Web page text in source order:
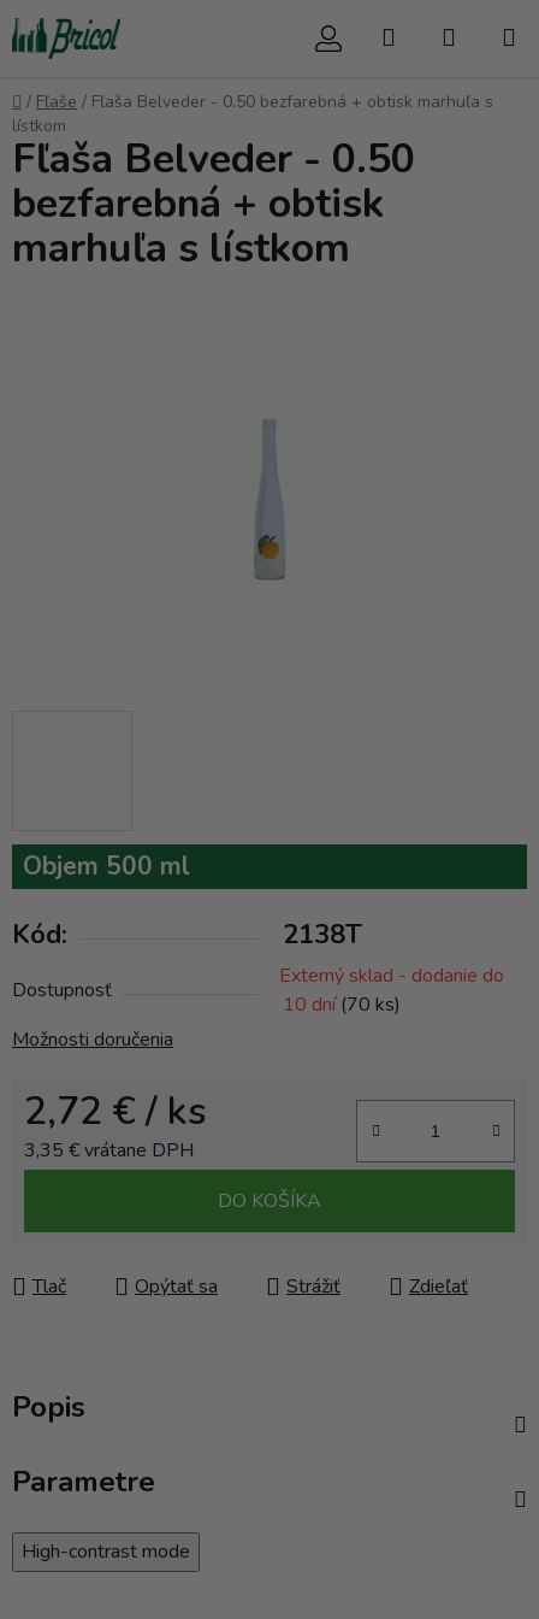
Prejsť
na
obsah
Hľadať
Domov
/ Fľaše / Fľaša Belveder - 0.50 bezfarebná + obtisk marhuľa s
lístkom
Objem 500 ml
Kód: 2138T
Dostupnosť
Externý sklad - dodanie do
10 dní (70 ks)
Možnosti doručenia
2,72 €/ ks
3,35 € vrátane DPH
DO KOŠÍKA
Tlač Opýtať sa Strážiť Zdieľať
Fľaša Belveder - 0.50
bezfarebná + obtisk
marhuľa s lístkom
Popis
Parametre
High-contrast mode